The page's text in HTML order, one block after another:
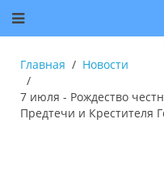
Главная Новости
7 июля - Рождество
Предтечи и Крестителя